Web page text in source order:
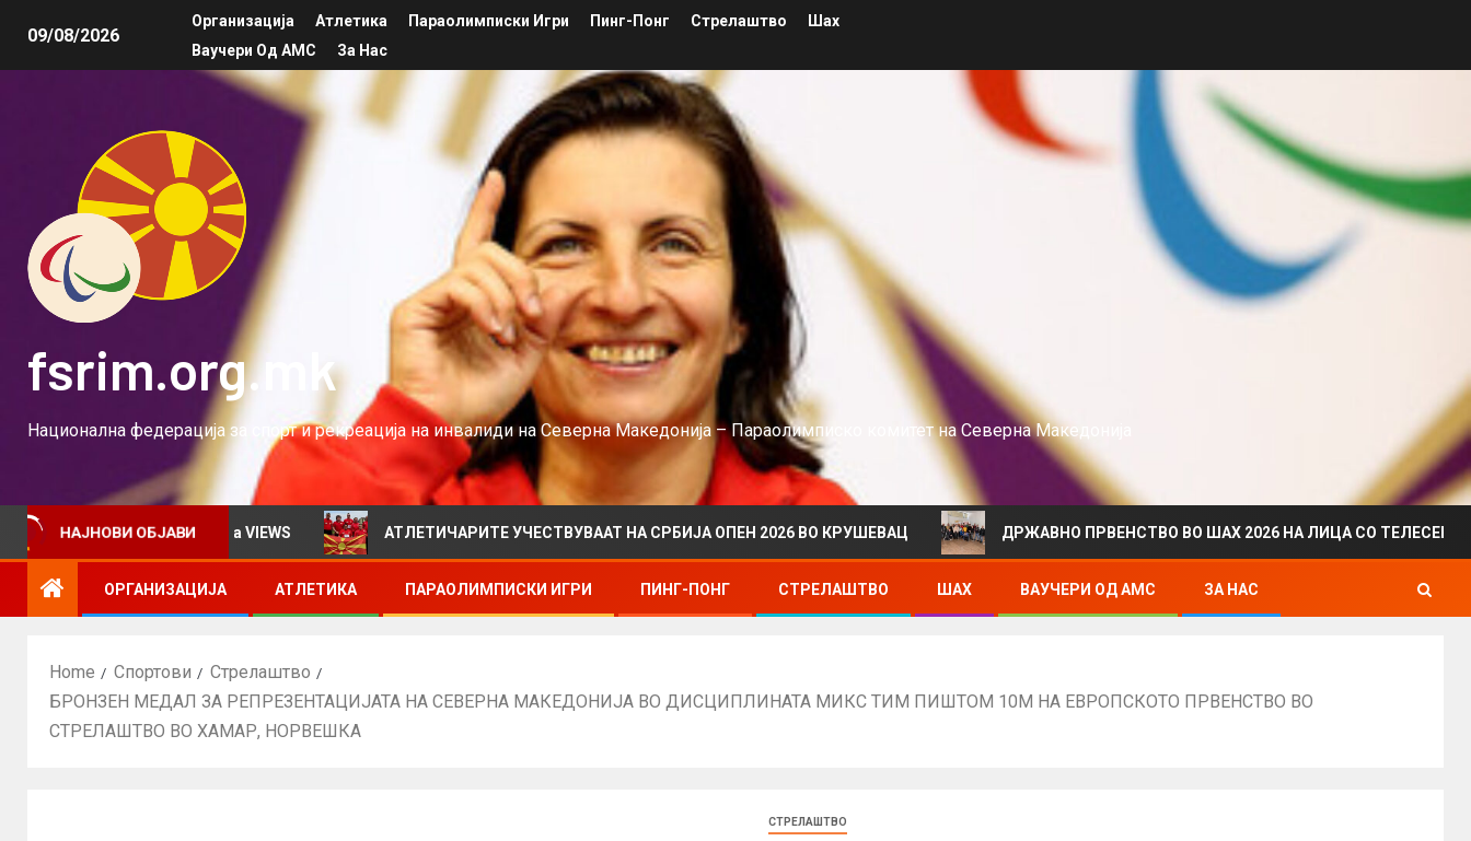
09/08/2026
Организација Атлетика Параолимписки Игри Пинг-Понг Стрелаштво
Шах
Ваучери Од АМС
За Нас
fsrim.org.mk
Национална федерација за спорт и рекреација на инвалиди на Северна Македонија – Параолимписко комитет на Северна Македонија
НАЈНОВИ ОБЈАВИ
билтен за VIEWS АТЛЕТИЧАРИТЕ УЧЕСТВУВААТ НА СРБИЈА ОПЕН 2026 ВО КРУШЕВАЦ ДРЖАВНО ПРВЕНСТВО ВО ШАХ 2026 НА ЛИЦА СО ТЕЛЕСЕН
ОРГАНИЗАЦИЈА АТЛЕТИКА ПАРАОЛИМПИСКИ ИГРИ ПИНГ-ПОНГ СТРЕЛАШТВО ШАХ ВАУЧЕРИ ОД АМС ЗА НАС
Home Спортови
Стрелаштво
БРОНЗЕН МЕДАЛ ЗА РЕПРЕЗЕНТАЦИЈАТА НА СЕВЕРНА МАКЕДОНИЈА ВО ДИСЦИПЛИНАТА МИКС ТИМ ПИШТОМ 10М НА ЕВРОПСКОТО ПРВЕНСТВО ВО
СТРЕЛАШТВО ВО ХАМАР, НОРВЕШКА
СТРЕЛАШТВО